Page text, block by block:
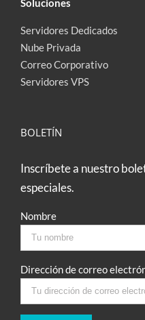
Soluciones
Servidores Dedicados
Nube Privada
Correo Corporativo
Servidores VPS
BOLETÍN
Inscríbete a nuestro
especiales.
Nombre
Dirección de correo